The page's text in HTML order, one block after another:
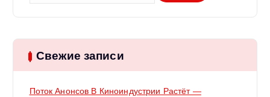
и
: Свежие записи
Поток Анонсов В Киноиндустрии Растёт —